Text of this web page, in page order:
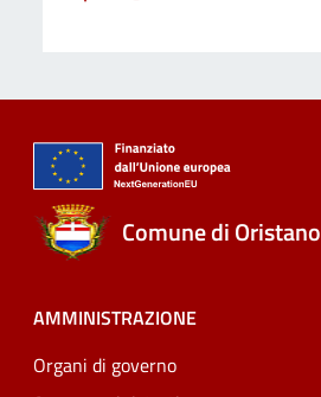
Comune di Oristano
AMMINISTRAZIONE
Organi di governo